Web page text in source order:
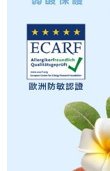
３．未成年的使用者請
「AFTEE先享後付」，
任。
４．使用「AFTEE先享
時審查核予不同之上限
請求用戶進行身份認證。
５．嚴禁一人註冊多個
恩沛科技股份有限公司